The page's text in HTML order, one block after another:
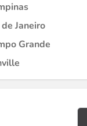
de Janeiro
Grande